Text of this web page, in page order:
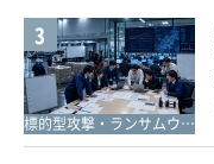
3
標的型攻撃・ランサムウェア対策